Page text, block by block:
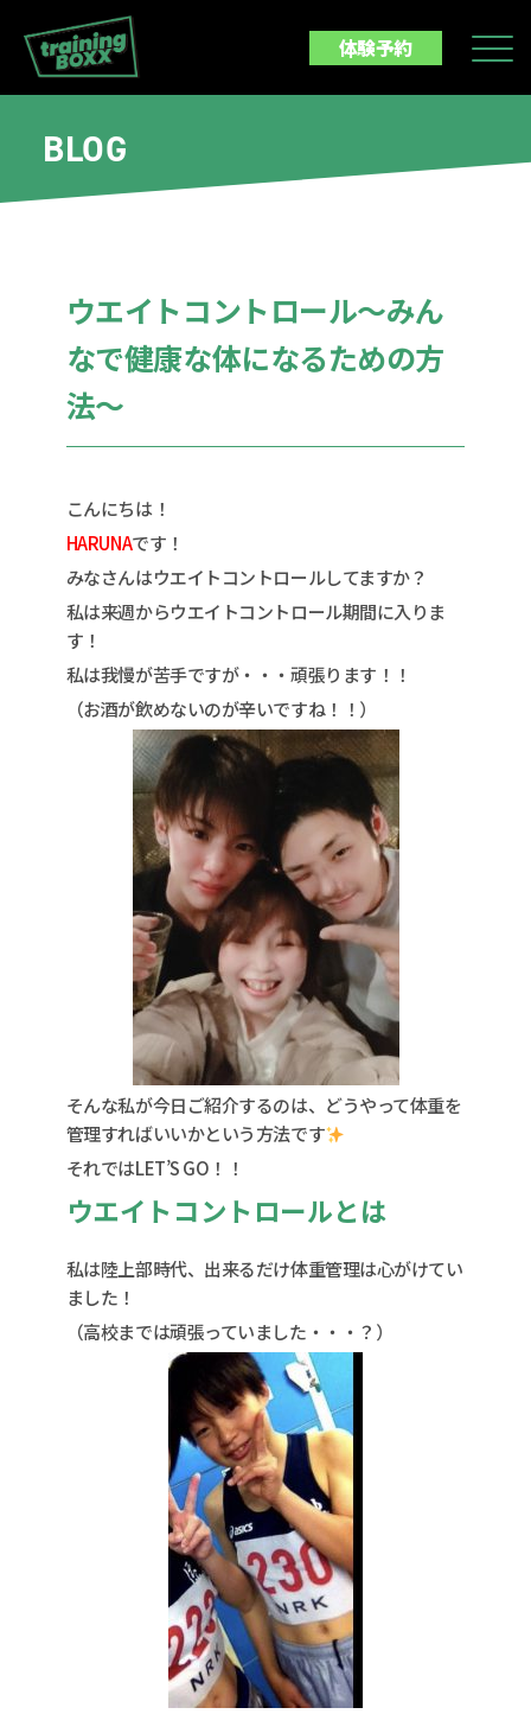
体験予約
BLOG
ウエイトコントロール〜みん
なで健康な体になるための方
法〜
こんにちは！
HARUNAです！
みなさんはウエイトコントロールしてますか？
私は来週からウエイトコントロール期間に入りま
す！
私は我慢が苦手ですが・・・頑張ります！！
（お酒が飲めないのが辛いですね！！）
そんな私が今日ご紹介するのは、どうやって体重を
管理すればいいかという方法です
それではLET’S GO！！
ウエイトコントロールとは
私は陸上部時代、出来るだけ体重管理は心がけてい
ました！
（高校までは頑張っていました・・・？）